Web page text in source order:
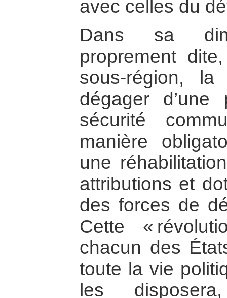
avec celles du
Dans sa
proprement
sous-région,
dégager d’une
sécurité
manière
une
attributions et
des forces de
Cette «
chacun des
toute la vie
les